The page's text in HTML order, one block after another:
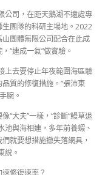
公司，在距天鵝湖不遠處專
團隊的科研主場地。2022
團體無限公司配合在此成
“連成一氣”做實驗。
上去要停止年夜範圍海區驗
質的修復措施。”張沛東
腕。
“大夫”一樣，“診斷”鰻草退
池與海相連，多年前養蝦、
就要想措施撤失落網具，
說。